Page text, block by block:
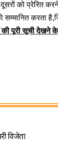
को प्रेरित
सम्‍मानित करता
की पूरी सूची देखने
विजेता